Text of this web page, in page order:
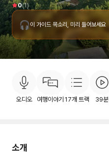
0(1)
🎧이 가이드 목소리, 미리 들어보세요
오디오 여행이야기 17개 트랙 39분
소개